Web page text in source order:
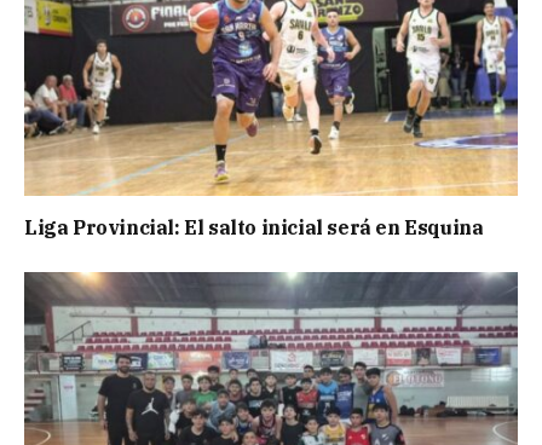
Liga Provincial: El salto inicial será en Esquina